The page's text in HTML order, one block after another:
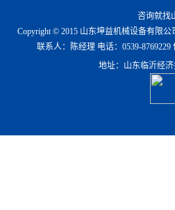
咨询就找
Copyright © 2015 山东坤益机械设备有限
联系人：陈经理 电话：0539-8769229
地址：山东临沂经